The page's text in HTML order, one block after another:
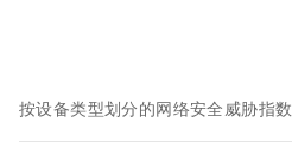
按设备类型划分的网络安全威胁指数